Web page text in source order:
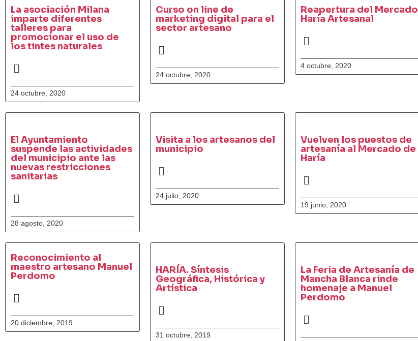
La asociación Milana
imparte diferentes
talleres para
promocionar el uso de
los tintes naturales
24 octubre, 2020
Curso on line de
marketing digital para el
sector artesano
24 octubre, 2020
Reapertura del Mercado
Haría Artesanal
4 octubre, 2020
El Ayuntamiento
suspende las actividades
del municipio ante las
nuevas restricciones
sanitarias
28 agosto, 2020
Visita a los artesanos del
municipio
24 julio, 2020
Vuelven los puestos de
artesanía al Mercado de
Haría
19 junio, 2020
Reconocimiento al
maestro artesano Manuel
Perdomo
20 diciembre, 2019
HARÍA. Síntesis
Geográfica, Histórica y
Artística
31 octubre, 2019
La Feria de Artesanía de
Mancha Blanca rinde
homenaje a Manuel
Perdomo